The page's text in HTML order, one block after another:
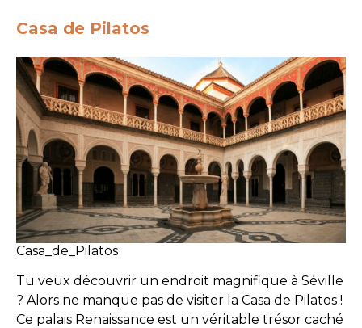
Casa de Pilatos
Casa_de_Pilatos
Tu veux découvrir un endroit magnifique à Séville
? Alors ne manque pas de visiter la Casa de Pilatos !
Ce palais Renaissance est un véritable trésor caché